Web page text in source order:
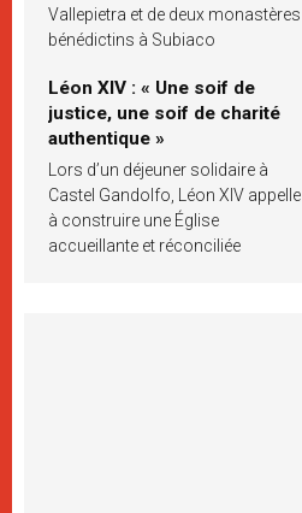
Vallepietra et de deux monastères
bénédictins à Subiaco
Léon XIV : « Une soif de
justice, une soif de charité
authentique »
Lors d’un déjeuner solidaire à
Castel Gandolfo, Léon XIV appelle
à construire une Église
accueillante et réconciliée